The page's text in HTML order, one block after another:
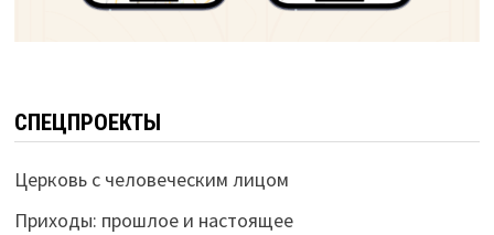
СПЕЦПРОЕКТЫ
Церковь с человеческим лицом
Приходы: прошлое и настоящее